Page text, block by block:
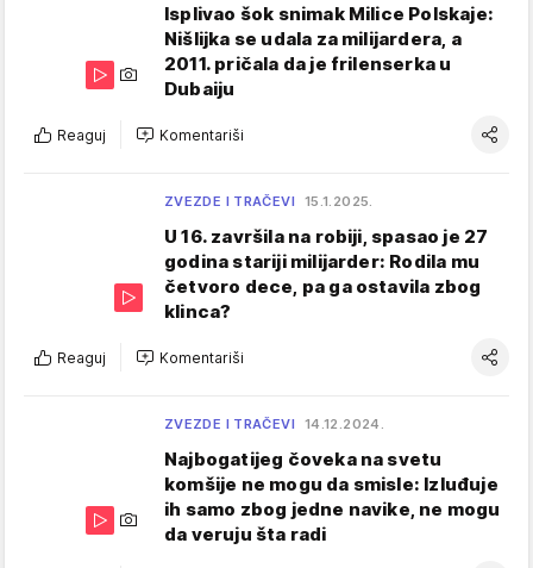
Isplivao šok snimak Milice Polskaje:
Nišlijka se udala za milijardera, a
2011. pričala da je frilenserka u
Dubaiju
Reaguj Komentariši
ZVEZDE I TRAČEVI 15.1.2025.
U 16. završila na robiji, spasao je 27
godina stariji milijarder: Rodila mu
četvoro dece, pa ga ostavila zbog
klinca?
Reaguj Komentariši
ZVEZDE I TRAČEVI 14.12.2024.
Najbogatijeg čoveka na svetu
komšije ne mogu da smisle: Izluđuje
ih samo zbog jedne navike, ne mogu
da veruju šta radi